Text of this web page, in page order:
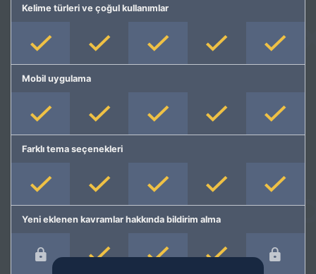
Kelime türleri ve çoğul kullanımlar
Mobil uygulama
Farklı tema seçenekleri
Yeni eklenen kavramlar hakkında bildirim alma